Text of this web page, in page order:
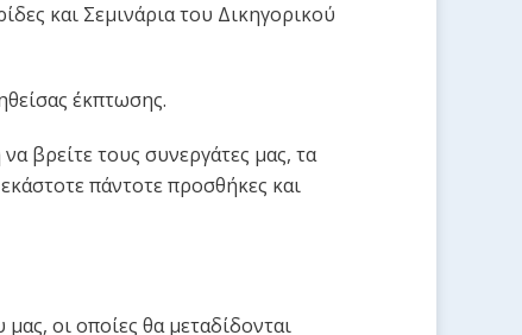
και Σεμινάρια του Δικηγορικού
έκπτωσης.
βρείτε τους συνεργάτες μας, τα
πάντοτε προσθήκες και
οι οποίες θα μεταδίδονται